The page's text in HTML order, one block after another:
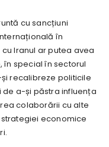
cu sancțiuni
în
Iranul ar putea avea
în special în sectorul
recalibreze politicile
de a-și păstra influența
colaborării cu alte
economice